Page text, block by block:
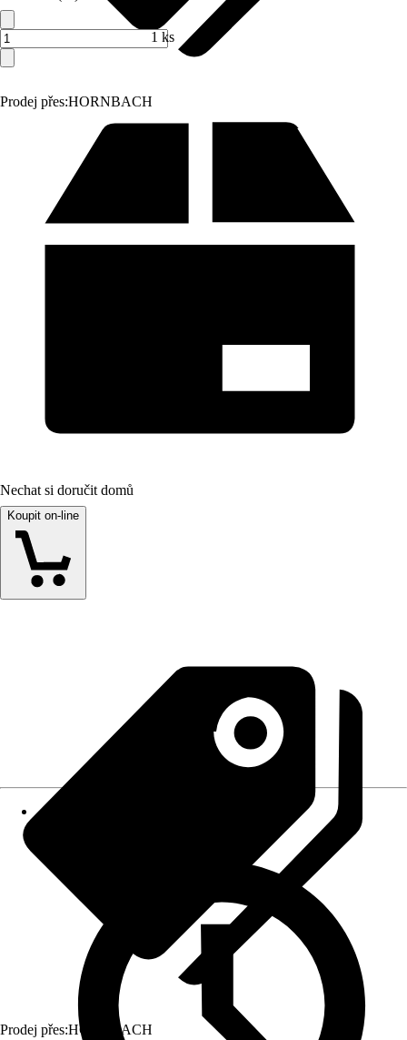
Prodej přes:HORNBACH
1 ks
Nechat si doručit domů
Koupit on-line
Prodej přes:HORNBACH